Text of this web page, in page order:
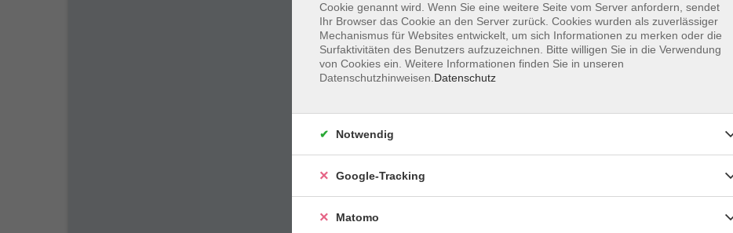
Online-Kurs: Griechisch A1 (ab Lektion 9)
Cookie genannt wird. Wenn Sie eine weitere Seite vom Server anfordern, sendet
Ihr Browser das Cookie an den Server zurück. Cookies wurden als zuverlässiger
Mechanismus für Websites entwickelt, um sich Informationen zu merken oder die
Surfaktivitäten des Benutzers aufzuzeichnen. Bitte willigen Sie in die Verwendung
von Cookies ein. Weitere Informationen finden Sie in unseren
Datenschutzhinweisen. Datenschutz
Notwendig
Google-Tracking
Matomo